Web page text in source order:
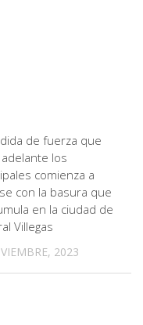
de fuerza que
los
comienza a
con la basura que
en la ciudad de
Villegas
2023